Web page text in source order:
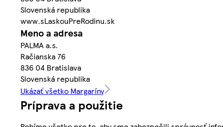
Slovenská republika
www.sLaskouPreRodinu.sk
Meno a adresa
PALMA a.s.
Račianska 76
836 04 Bratislava
Slovenská republika
Ukázať všetko Margaríny
Príprava a použitie